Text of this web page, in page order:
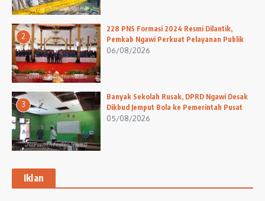
2
228 PNS Formasi 2024 Resmi Dilantik,
Pemkab Ngawi Perkuat Pelayanan Publik
06/08/2026
3
Banyak Sekolah Rusak, DPRD Ngawi Desak
Dikbud Jemput Bola ke Pemerintah Pusat
05/08/2026
Iklan